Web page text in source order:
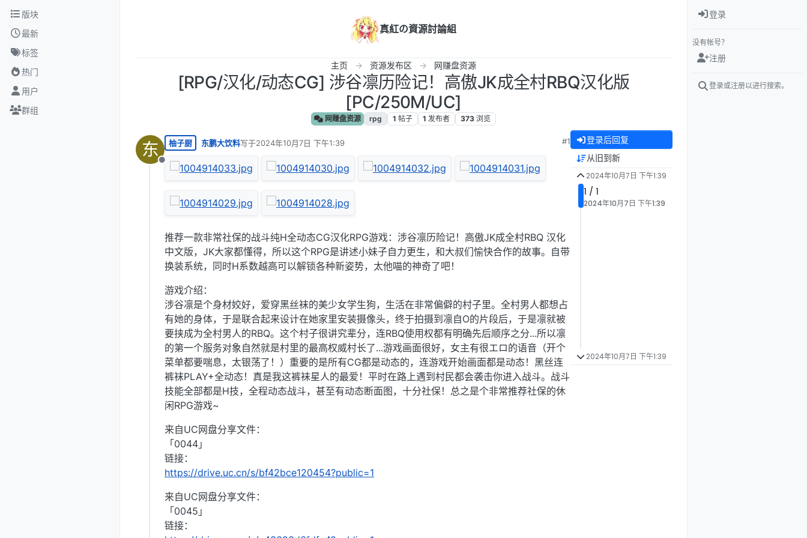
跳转至内容
版块
最新
标签
热门
用户
群组
真紅の資源討論組
主页 资源发布区 网赚盘资源
[RPG/汉化/动态CG] 涉谷凛历险记！高傲JK成全村RBQ汉化版
[PC/250M/UC]
网赚盘资源 rpg 1 帖子 1 发布者 373 浏览
东
离线
柚子厨 东鹏大饮料写于2024年10月7日 下午1:39
最后由 编辑
#1
推荐一款非常社保的战斗纯H全动态CG汉化RPG游戏：涉谷凛历险记！高傲JK成全村RBQ 汉化
中文版，JK大家都懂得，所以这个RPG是讲述小妹子自力更生，和大叔们愉快合作的故事。自带
换装系统，同时H系数越高可以解锁各种新姿势，太他喵的神奇了吧！
游戏介绍：
涉谷凛是个身材姣好，爱穿黑丝袜的美少女学生狗，生活在非常偏僻的村子里。全村男人都想占
有她的身体，于是联合起来设计在她家里安装摄像头，终于拍摄到凛自O的片段后，于是凛就被
要挟成为全村男人的RBQ。这个村子很讲究辈分，连RBQ使用权都有明确先后顺序之分...所以凛
的第一个服务对象自然就是村里的最高权威村长了...游戏画面很好，女主有很エロ的语音（开个
菜单都要喘息，太银荡了！）重要的是所有CG都是动态的，连游戏开始画面都是动态！黑丝连
裤袜PLAY+全动态！真是我这裤袜星人的最爱！平时在路上遇到村民都会袭击你进入战斗。战斗
技能全部都是H技，全程动态战斗，甚至有动态断面图，十分社保！总之是个非常推荐社保的休
闲RPG游戏~
来自UC网盘分享文件：
「0044」
链接：
https://drive.uc.cn/s/bf42bce120454?public=1
来自UC网盘分享文件：
「0045」
链接：
登录后回复
从旧到新
2024年10月7日 下午1:39
1 / 1
2024年10月7日 下午1:39
2024年10月7日 下午1:39
登录
没有帐号？
注册
登录或注册以进行搜索。